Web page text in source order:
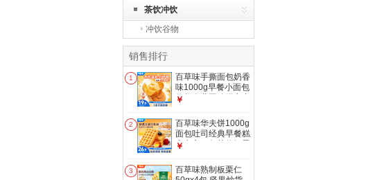
茶饮冲饮
冲饮谷物
销售排行
1
百草味手撕面包奶香
味1000g早餐小面包
代餐企业团购糕点点
￥
2
百草味华夫饼1000g
面包吐司经典早餐糕
点点心下午茶休闲零
￥
3
百草味熟制板栗仁